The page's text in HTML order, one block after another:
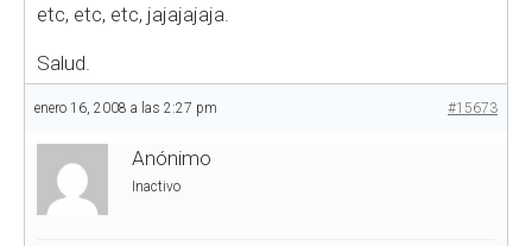
etc, etc, etc, jajajajaja.
Salud.
enero 16, 2008 a las 2:27 pm #15673
Anónimo
Inactivo